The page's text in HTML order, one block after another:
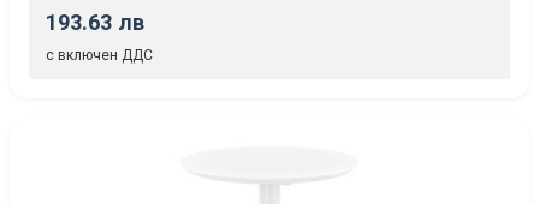
193.63 лв
с включен ДДС